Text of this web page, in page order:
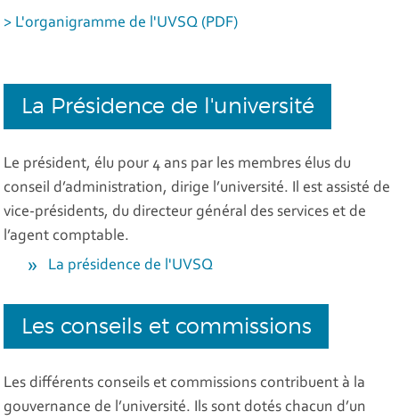
> L'organigramme de l'UVSQ (PDF)
La Présidence de l'université
Le président, élu pour 4 ans par les membres élus du
conseil d’administration, dirige l’université. Il est assisté de
vice-présidents, du directeur général des services et de
l’agent comptable.
La présidence de l'UVSQ
Les conseils et commissions
Les différents conseils et commissions contribuent à la
gouvernance de l’université. Ils sont dotés chacun d’un